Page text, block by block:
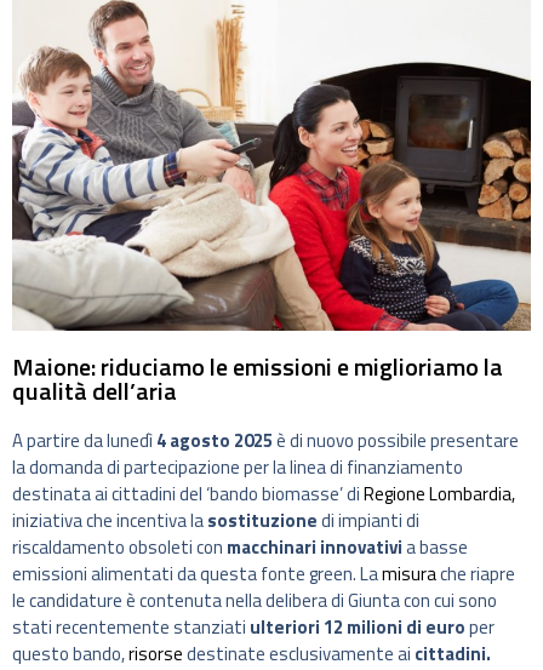
Maione: riduciamo le emissioni e miglioriamo la
qualità dell’aria
A partire da lunedì4 agosto 2025è di nuovo possibile presentare
la domanda di partecipazione per la linea di finanziamento
destinata ai cittadini del ‘bando biomasse’ diRegione Lombardia,
iniziativa che incentiva lasostituzionedi impianti di
riscaldamento obsoleti con macchinari innovativia basse
emissioni alimentati da questa fonte green. Lamisurache riapre
le candidature è contenuta nella delibera di Giunta con cui sono
stati recentemente stanziati ulteriori 12 milioni di europer
questo bando,risorsedestinate esclusivamente ai cittadini.